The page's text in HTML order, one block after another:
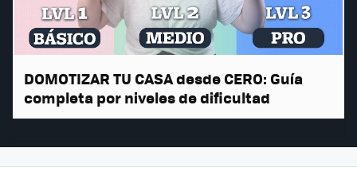
DOMOTIZAR TU CASA desde CERO: Guía
completa por niveles de dificultad